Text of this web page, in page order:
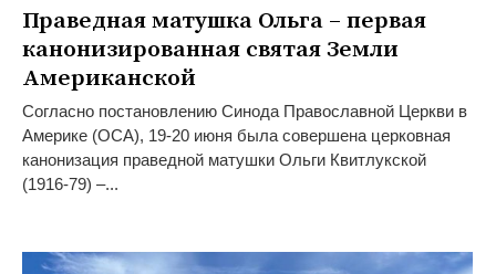
Праведная матушка Ольга – первая
канонизированная святая Земли
Американской
Согласно постановлению Синода Православной Церкви в
Америке (ОСА), 19-20 июня была совершена церковная
канонизация праведной матушки Ольги Квитлукской
(1916-79) –...